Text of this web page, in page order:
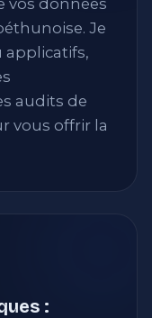
Je
applicatifs,
audits de
vous offrir la
: